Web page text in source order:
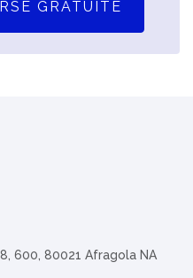
GRATUITE
600, 80021 Afragola NA